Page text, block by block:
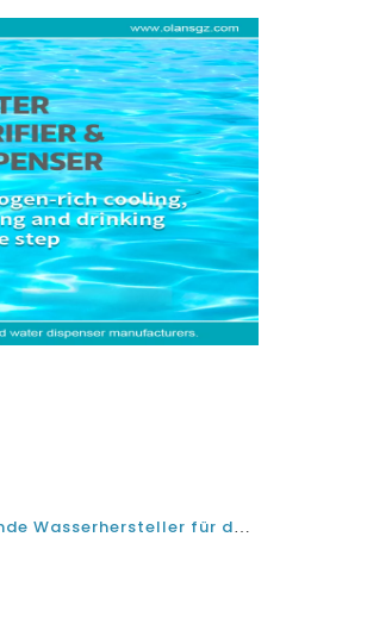
Bei der Auswahl der besten Marken für funkelnde Wasserhersteller für den Gebrauch von Zuhause und Büro können Sie Ausschau halten